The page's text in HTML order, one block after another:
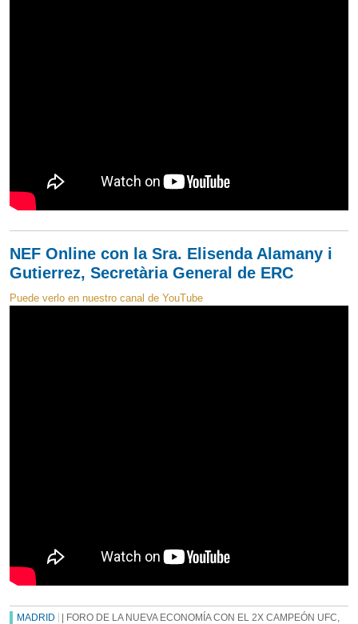
NEF Online con la Sra. Elisenda Alamany i
Gutierrez, Secretària General de ERC
Puede verlo en nuestro canal de YouTube
MADRID
| FORO DE LA NUEVA ECONOMÍA CON EL 2X CAMPEÓN UFC,